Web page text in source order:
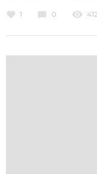
История,
исторического
1 0 412